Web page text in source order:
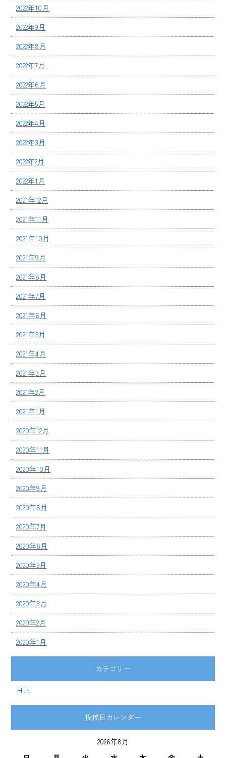
2022年10月
2022年9月
2022年8月
2022年7月
2022年6月
2022年5月
2022年4月
2022年3月
2022年2月
2022年1月
2021年12月
2021年11月
2021年10月
2021年9月
2021年8月
2021年7月
2021年6月
2021年5月
2021年4月
2021年3月
2021年2月
2021年1月
2020年12月
2020年11月
2020年10月
2020年9月
2020年8月
2020年7月
2020年6月
2020年5月
2020年4月
2020年3月
2020年2月
2020年1月
カテゴリー
日記
投稿日カレンダー
2026年8月